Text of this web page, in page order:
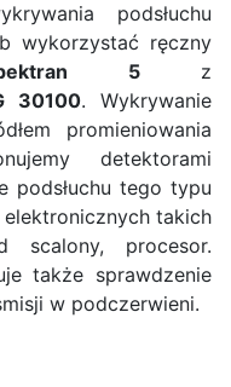
podsłuchu
wykorzystać ręczny
5z
30100. Wykrywanie
promieniowania
detektorami
podsłuchu tego typu
takich
scalony, procesor.
także sprawdzenie
w podczerwieni.